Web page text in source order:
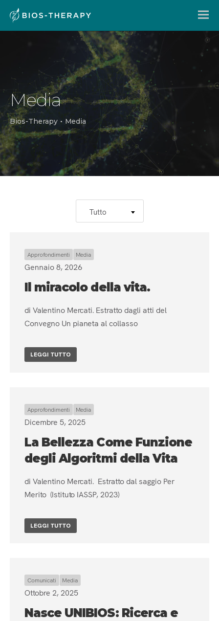
Media
Bios-Therapy • Media
Tutto
Approfondimenti Media
Gennaio 8, 2026
Il miracolo della vita.
di Valentino Mercati. Estratto dagli atti del
Convegno Un pianeta al collasso
LEGGI TUTTO
Approfondimenti Media
Dicembre 5, 2025
La Bellezza Come Funzione
degli Algoritmi della Vita
di Valentino Mercati. Estratto dal saggio Per
Merito (Istituto IASSP, 2023)
LEGGI TUTTO
Comunicati Media
Ottobre 2, 2025
Nasce UNIBIOS: Ricerca e